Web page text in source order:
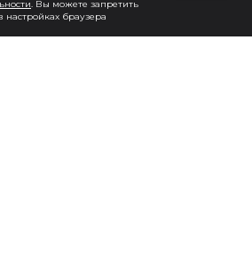
. Вы можете запретить
настройках браузера